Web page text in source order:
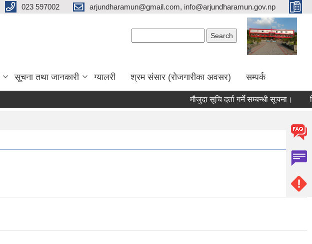
023 597002 arjundharamun@gmail.com, info@arjundharamun.gov.np
सूचना तथा जानकारी ग्यालरी श्रम संसार (रोजगारीका अवसर) सम्पर्क
मौजुदा सूचि दर्ता गर्ने सम्बन्धी सूचना।